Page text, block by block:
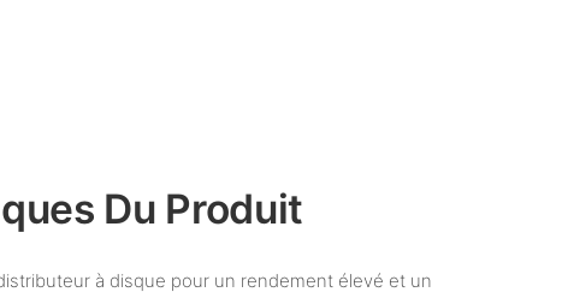
Du Produit
à disque pour un rendement élevé et un